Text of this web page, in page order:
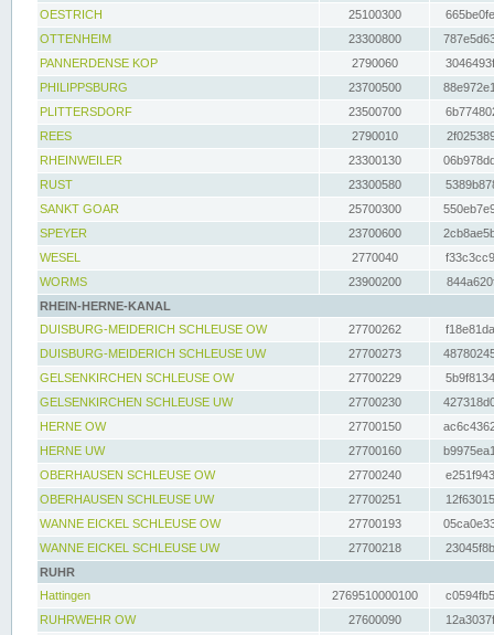
OESTRICH
25100300
OTTENHEIM
23300800
PANNERDENSE KOP
2790060
PHILIPPSBURG
23700500
PLITTERSDORF
23500700
REES
2790010
RHEINWEILER
23300130
RUST
23300580
SANKT GOAR
25700300
SPEYER
23700600
WESEL
2770040
WORMS
23900200
RHEIN-HERNE-KANAL
DUISBURG-MEIDERICH SCHLEUSE OW
27700262
DUISBURG-MEIDERICH SCHLEUSE UW
27700273
GELSENKIRCHEN SCHLEUSE OW
27700229
GELSENKIRCHEN SCHLEUSE UW
27700230
HERNE OW
27700150
HERNE UW
27700160
OBERHAUSEN SCHLEUSE OW
27700240
OBERHAUSEN SCHLEUSE UW
27700251
WANNE EICKEL SCHLEUSE OW
27700193
WANNE EICKEL SCHLEUSE UW
27700218
RUHR
Hattingen
2769510000100
RUHRWEHR OW
27600090